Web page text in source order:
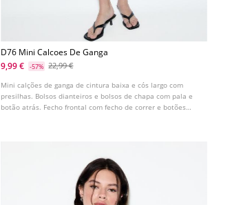
D76 Mini Calcoes De Ganga
9,99 €
-57% 22,99 €
Mini calções de ganga de cintura baixa e cós largo com
presilhas. Bolsos dianteiros e bolsos de chapa com pala e
botão atrás. Fecho frontal com fecho de correr e botões